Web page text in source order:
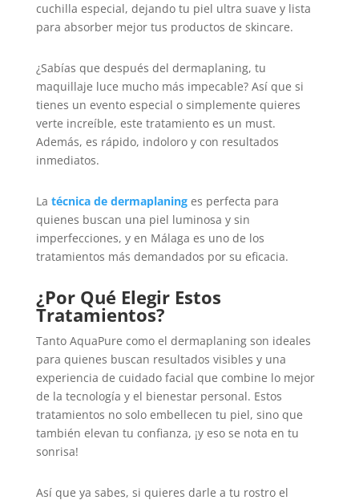
cuchilla especial, dejando tu piel ultra suave y lista
para absorber mejor tus productos de skincare.
¿Sabías que después del dermaplaning, tu
maquillaje luce mucho más impecable? Así que si
tienes un evento especial o simplemente quieres
verte increíble, este tratamiento es un must.
Además, es rápido, indoloro y con resultados
inmediatos.
La técnica de dermaplaninges perfecta para
quienes buscan una piel luminosa y sin
imperfecciones, y en Málaga es uno de los
tratamientos más demandados por su eficacia.
¿Por Qué Elegir Estos
Tratamientos?
Tanto AquaPure como el dermaplaning son ideales
para quienes buscan resultados visibles y una
experiencia de cuidado facial que combine lo mejor
de la tecnología y el bienestar personal. Estos
tratamientos no solo embellecen tu piel, sino que
también elevan tu confianza, ¡y eso se nota en tu
sonrisa!
Así que ya sabes, si quieres darle a tu rostro el